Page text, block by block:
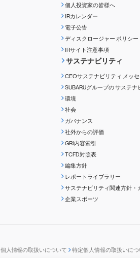
個人投資家の皆様へ
IRカレンダー
電子公告
ディスクロージャーポリシー
IRサイト注意事項
サステナビリティ
CEOサステナビリティ メッ
SUBARUグループのサステナ
環境
社会
ガバナンス
社外からの評価
GRI内容索引
TCFD対照表
編集方針
レポートライブラリー
サステナビリティ関連方針・
企業スポーツ
個人情報の取扱いについて 特定個人情報の取扱いにつ